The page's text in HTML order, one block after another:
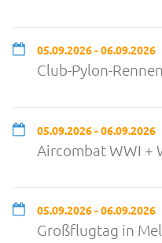
05.09.2026 - 06.09.2026
Club-Pylon-
05.09.2026 - 06.09.2026
Aircombat WWI +
05.09.2026 - 06.09.2026
Großflugtag in